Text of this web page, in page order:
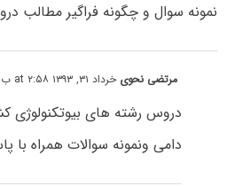
نمونه سوال و چگونه فراگیر مطالب
مرتضی نحوی خرداد ۳۱, ۱۳۹۳ at ۲:۵۸ ب٫ظ
دروس رشته های بیوتکنولوژی
دامی ونمونه سوالات همراه با